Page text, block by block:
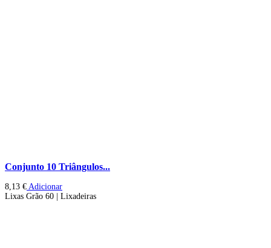
Conjunto 10 Triângulos...
8,13 € Adicionar
Lixas Grão 60 | Lixadeiras